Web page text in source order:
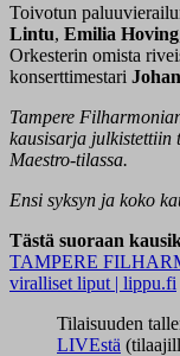
Toivotun
Lintu, Emilia Hoving
Orkesterin omista
konserttimestari
Tampere
kausisarja julkistettiin
Maestro-tilassa.
Ensi syksyn ja koko
Tästä suoraan
TAMPERE
viralliset liput | lippu.fi
Tilaisuuden
LIVEstä